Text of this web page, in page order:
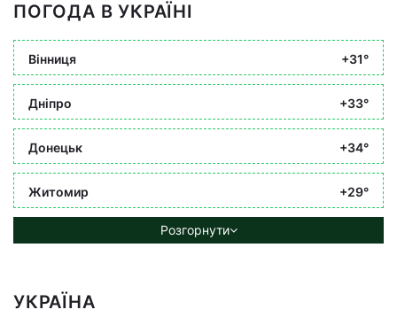
ПОГОДА В УКРАЇНІ
Вінниця +31°
Дніпро +33°
Донецьк +34°
Житомир +29°
Розгорнути
УКРАЇНА